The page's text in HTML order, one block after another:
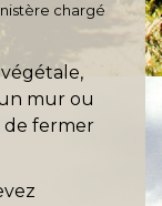
chargé
mur ou
fermer